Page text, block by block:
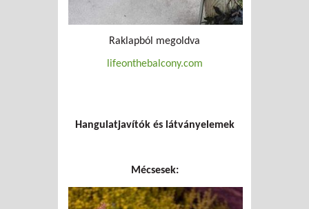
Raklapból megoldva
lifeonthebalcony.com
Hangulatjavítók és látványelemek
Mécsesek: